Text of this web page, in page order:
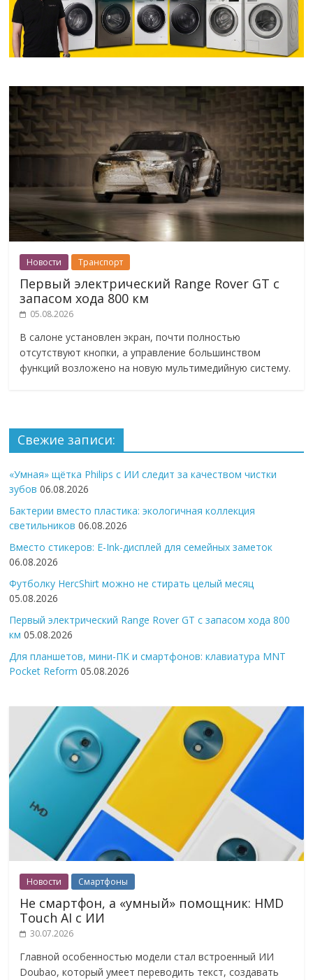
Новости Транспорт
Первый электрический Range Rover GT с
запасом хода 800 км
05.08.2026
В салоне установлен экран, почти полностью
отсутствуют кнопки, а управление большинством
функций возложено на новую мультимедийную систему.
Свежие записи:
«Умная» щётка Philips с ИИ следит за качеством чистки
зубов 06.08.2026
Бактерии вместо пластика: экологичная коллекция
светильников 06.08.2026
Вместо стикеров: E-Ink-дисплей для семейных заметок
06.08.2026
Футболку HercShirt можно не стирать целый месяц
05.08.2026
Первый электрический Range Rover GT с запасом хода 800
км 05.08.2026
Для планшетов, мини-ПК и смартфонов: клавиатура MNT
Pocket Reform 05.08.2026
Новости Смартфоны
Не смартфон, а «умный» помощник: HMD
Touch AI с ИИ
30.07.2026
Главной особенностью модели стал встроенный ИИ
Doubao, который умеет переводить текст, создавать